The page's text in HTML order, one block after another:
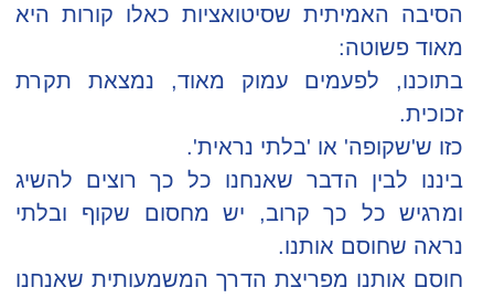
הסיבה האמיתית שסיטואציות כאלו קורות היא
מאוד פשוטה:
בתוכנו, לפעמים עמוק מאוד, נמצאת תקרת
זכוכית.
כזו ש'שקופה' או 'בלתי נראית'.
ביננו לבין הדבר שאנחנו כל כך רוצים להשיג
ומרגיש כל כך קרוב, יש מחסום שקוף ובלתי
נראה שחוסם אותנו.
חוסם אותנו מפריצת הדרך המשמעותית שאנחנו